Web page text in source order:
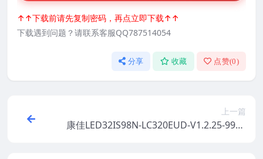
↑↑下载前请先复制密码，再点立即下载↑↑
下载遇到问题？请联系客服QQ787514054
分享 收藏 点赞(0)
上一篇
康佳LED32IS98N-LC320EUD-V1.2.25-9900